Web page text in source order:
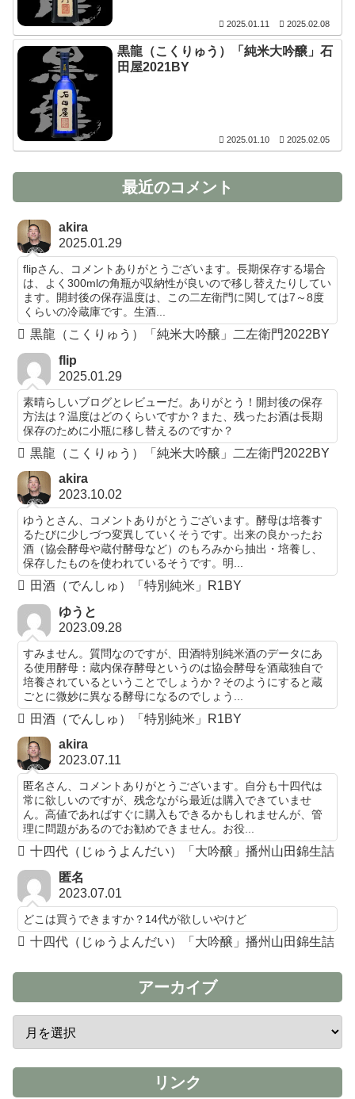
2025.01.11 2025.02.08
黒龍（こくりゅう）「純米大吟醸」石
田屋2021BY
2025.01.10 2025.02.05
最近のコメント
akira
2025.01.29
flipさん、コメントありがとうございます。長期保存する場合
は、よく300mlの角瓶が収納性が良いので移し替えたりしてい
ます。開封後の保存温度は、この二左衛門に関しては7～8度
くらいの冷蔵庫です。生酒...
黒龍（こくりゅう）「純米大吟醸」二左衛門2022BY
flip
2025.01.29
素晴らしいブログとレビューだ。ありがとう！開封後の保存
方法は？温度はどのくらいですか？また、残ったお酒は長期
保存のために小瓶に移し替えるのですか？
黒龍（こくりゅう）「純米大吟醸」二左衛門2022BY
akira
2023.10.02
ゆうとさん、コメントありがとうございます。酵母は培養す
るたびに少しづつ変異していくそうです。出来の良かったお
酒（協会酵母や蔵付酵母など）のもろみから抽出・培養し、
保存したものを使われているそうです。明...
田酒（でんしゅ）「特別純米」R1BY
ゆうと
2023.09.28
すみません。質問なのですが、田酒特別純米酒のデータにあ
る使用酵母：蔵内保存酵母というのは協会酵母を酒蔵独自で
培養されているということでしょうか？そのようにすると蔵
ごとに微妙に異なる酵母になるのでしょう...
田酒（でんしゅ）「特別純米」R1BY
akira
2023.07.11
匿名さん、コメントありがとうございます。自分も十四代は
常に欲しいのですが、残念ながら最近は購入できていませ
ん。高値であればすぐに購入もできるかもしれませんが、管
理に問題があるのでお勧めできません。お役...
十四代（じゅうよんだい）「大吟醸」播州山田錦生詰
匿名
2023.07.01
どこは買うできますか？14代が欲しいやけど
十四代（じゅうよんだい）「大吟醸」播州山田錦生詰
アーカイブ
リンク